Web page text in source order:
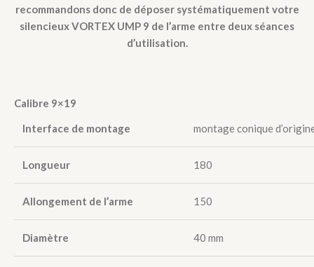
recommandons donc de déposer systématiquement votre
silencieux VORTEX UMP 9 de l’arme entre deux séances
d’utilisation.
Calibre 9×19
Interface de montage
montage conique
Longueur 180
Allongement de l’arme 150
Diamètre 40 mm